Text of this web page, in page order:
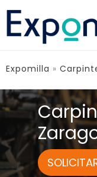
Saltar
contenido
Expomilla »